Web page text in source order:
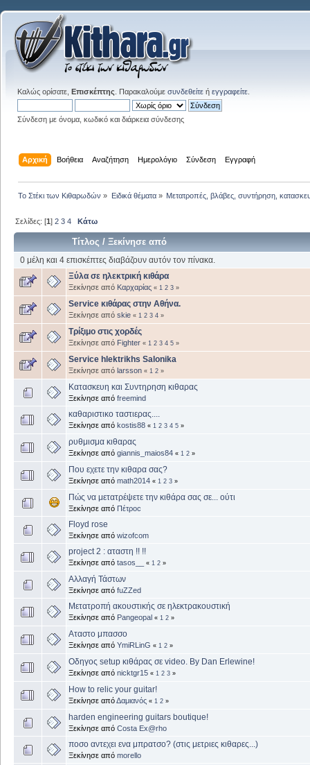
Καλώς ορίσατε, Επισκέπτης . Παρακαλούμε συνδεθείτε ή εγγραφείτε
Σύνδεση με όνομα, κωδικό και διάρκεια σύνδεσης
Αρχική Βοήθεια Αναζήτηση Ημερολόγιο Σύνδεση Εγγραφή
Το Στέκι των Κιθαρωδών » Ειδικά θέματα» Μετατροπές, βλάβες, συντήρηση,
Σελίδες: [1]2 3 4 Κάτω
Τίτλος /Ξεκίνησε από
0 μέλη και 4 επισκέπτες διαβάζουν αυτόν τον πίνακα.
Ξύλα σε ηλεκτρική κιθάρα
Ξεκίνησε από Καρχαρίας « 1 2 3 »
Service κιθάρας στην Αθήνα.
Ξεκίνησε από skie « 1 2 3 4 »
Τρίξιμο στις χορδές
Ξεκίνησε από Fighter « 1 2 3 4 5 »
Service hlektrikhs Salonika
Ξεκίνησε από larsson « 1 2 »
Κατασκευη και Συντηρηση κιθαρας
Ξεκίνησε από freemind
καθαριστικο ταστιερας....
Ξεκίνησε από kostis88 « 1 2 3 4 5 »
ρυθμισμα κιθαρας
Ξεκίνησε από giannis_maios84 « 1 2 »
Που εχετε την κιθαρα σας?
Ξεκίνησε από math2014 « 1 2 3 »
Πώς να μετατρέψετε την κιθάρα σας σε... ούτι
Ξεκίνησε από Πέτροc
Floyd rose
Ξεκίνησε από wizofcom
project 2 : αταστη !! !!
Ξεκίνησε από tasos__ « 1 2 »
Αλλαγή Τάστων
Ξεκίνησε από fuZZed
Μετατροπή ακουστικής σε ηλεκτρακουστική
Ξεκίνησε από Pangeopal « 1 2 »
Αταστο μπασσο
Ξεκίνησε από YmiRLinG « 1 2 »
Οδηγος setup κιθάρας σε video. By Dan Erlewine!
Ξεκίνησε από nicktgr15 « 1 2 3 »
How to relic your guitar!
Ξεκίνησε απόΔαμιανός « 1 2 »
harden engineering guitars boutique!
Ξεκίνησε από Costa Ex@rho
ποσο αντεχει ενα μπρατσο? (στις μετριες κιθαρες...)
Ξεκίνησε από morello